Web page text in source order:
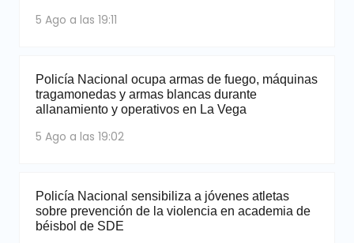
5 Ago a las 19:11
Policía Nacional ocupa armas de fuego, máquinas
tragamonedas y armas blancas durante
allanamiento y operativos en La Vega
5 Ago a las 19:02
Policía Nacional sensibiliza a jóvenes atletas
sobre prevención de la violencia en academia de
béisbol de SDE